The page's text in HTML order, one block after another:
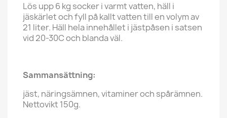
Lös upp 6 kg socker i varmt vatten, häll i
jäskärlet och fyll på kallt vatten till en volym av
21 liter. Häll hela innehållet i jästpåsen i satsen
vid 20-30C och blanda väl.
Sammansättning:
jäst, näringsämnen, vitaminer och spårämnen.
Nettovikt 150g.